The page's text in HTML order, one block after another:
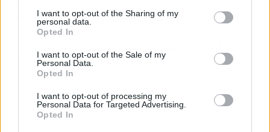
I want to opt-out of the Sharing of my
personal data.
Opted In
I want to opt-out of the Sale of my
Personal Data.
Opted In
I want to opt-out of processing my
Personal Data for Targeted Advertising.
Opted In
decisiones clínicas, que brindarán orientación
en tiempo real", apostilla Steve Kearney,